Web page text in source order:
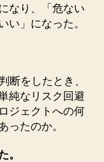
なり、「危ない
い」になった。
断をしたとき、
純なリスク回避
ジェクトへの何
ったのか。
。